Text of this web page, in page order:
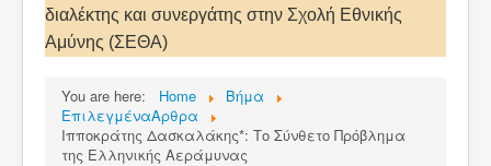
διαλέκτης και συνεργάτης στην Σχολή Εθνικής
Αμύνης (ΣΕΘΑ)
You are here: Home
Βήμα
ΕπιλεγμέναΑρθρα
Ιπποκράτης Δασκαλάκης*: Το Σύνθετο Πρόβλημα
της Ελληνικής Αεράμυνας